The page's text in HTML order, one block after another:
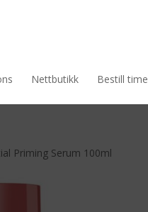
Nettbutikk Bestill time
Priming Serum 100ml